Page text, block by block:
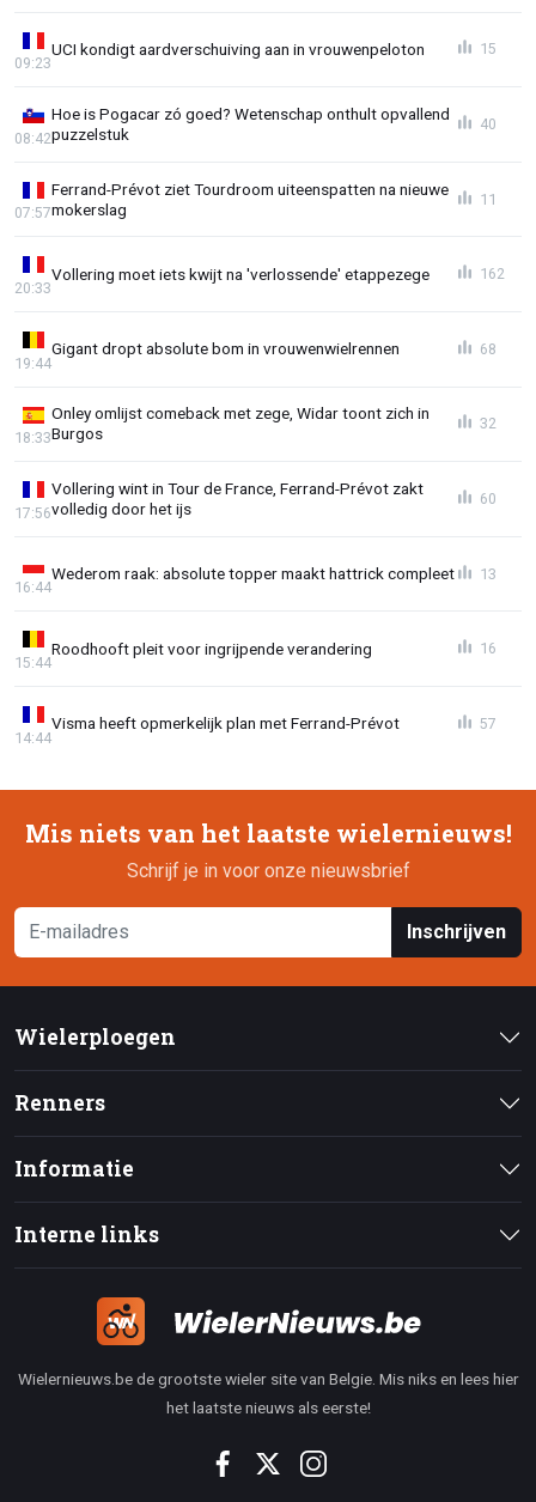
UCI kondigt aardverschuiving aan in vrouwenpeloton
09:23
15
Hoe is Pogacar zó goed? Wetenschap onthult opvallend
puzzelstuk
08:42
40
Ferrand-Prévot ziet Tourdroom uiteenspatten na nieuwe
mokerslag
07:57
11
Vollering moet iets kwijt na 'verlossende' etappezege
20:33
162
Gigant dropt absolute bom in vrouwenwielrennen
19:44
68
Onley omlijst comeback met zege, Widar toont zich in
Burgos
18:33
32
Vollering wint in Tour de France, Ferrand-Prévot zakt
volledig door het ijs
17:56
60
Wederom raak: absolute topper maakt hattrick compleet
16:44
13
Roodhooft pleit voor ingrijpende verandering
15:44
16
Visma heeft opmerkelijk plan met Ferrand-Prévot
14:44
57
Mis niets van het laatste wielernieuws!
Schrijf je in voor onze nieuwsbrief
Inschrijven
Wielerploegen
Renners
Informatie
Interne links
Wielernieuws.be de grootste wieler site van Belgie. Mis niks en lees hier
het laatste nieuws als eerste!